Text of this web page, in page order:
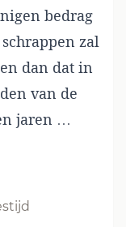
bedrag
zal
dan dat in
van de
jaren …